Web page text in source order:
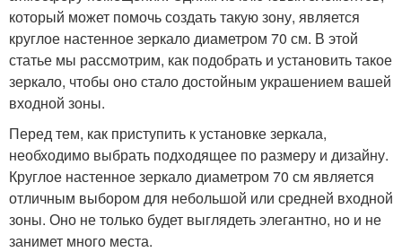
который может помочь создать такую зону, является
круглое настенное зеркало диаметром 70 см. В этой
статье мы рассмотрим, как подобрать и установить такое
зеркало, чтобы оно стало достойным украшением вашей
входной зоны.
Перед тем, как приступить к установке зеркала,
необходимо выбрать подходящее по размеру и дизайну.
Круглое настенное зеркало диаметром 70 см является
отличным выбором для небольшой или средней входной
зоны. Оно не только будет выглядеть элегантно, но и не
занимет много места.